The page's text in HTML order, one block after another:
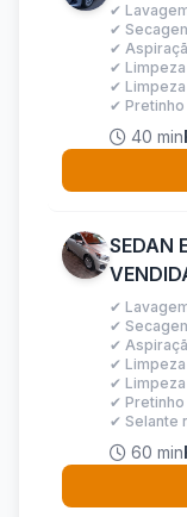
✔
✔
✔
✔
✔
✔
40 min
SEDAN
✔
✔
✔
✔
✔
✔ Pretinho
✔ Selante
60 min